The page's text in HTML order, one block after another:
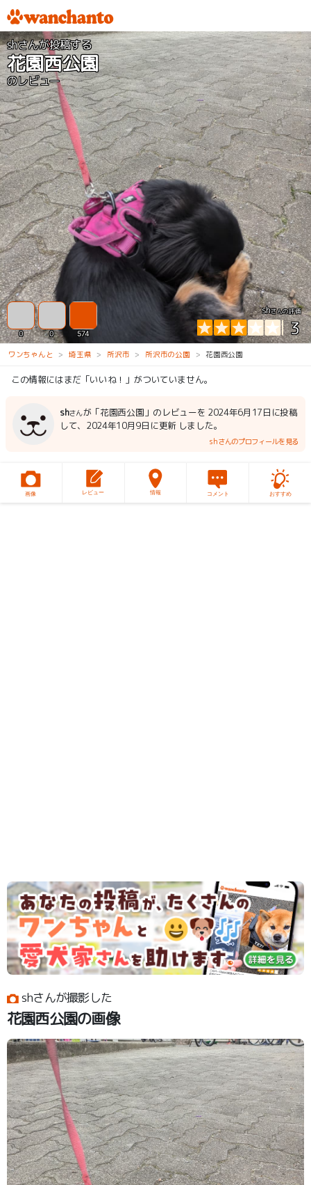
shさんが投稿する
花園西公園
のレビュー
shさんの評価
3
0 0 574
ワンちゃんと 埼玉県 所沢市 所沢市の公園 花園西公園
この情報にはまだ「いいね！」がついていません。
shさんが「花園西公園」のレビューを 2024年6月17日に投稿
して、2024年10月9日に更新 しました。
shさんのプロフィールを見る
画像 レビュー 情報 コメント おすすめ
shさんが撮影した
花園西公園の画像